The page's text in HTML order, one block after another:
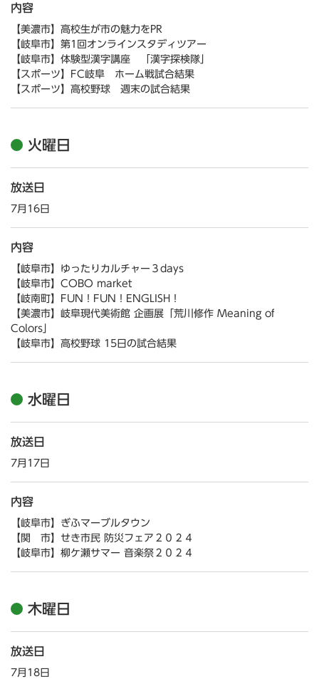
内容
【美濃市】高校生が市の魅力をPR
【岐阜市】第1回オンラインスタディツアー
【岐阜市】体験型漢字講座 「漢字探検隊」
【スポーツ】FC岐阜 ホーム戦試合結果
【スポーツ】高校野球 週末の試合結果
火曜日
放送日
7月16日
内容
【岐阜市】ゆったりカルチャー３days
【岐阜市】COBO market
【岐南町】FUN！FUN！ENGLISH！
【美濃市】岐阜現代美術館 企画展「荒川修作 Meaning of
Colors」
【岐阜市】高校野球 15日の試合結果
水曜日
放送日
7月17日
内容
【岐阜市】ぎふマーブルタウン
【関 市】せき市民 防災フェア２０２４
【岐阜市】柳ケ瀬サマー 音楽祭２０２４
木曜日
放送日
7月18日